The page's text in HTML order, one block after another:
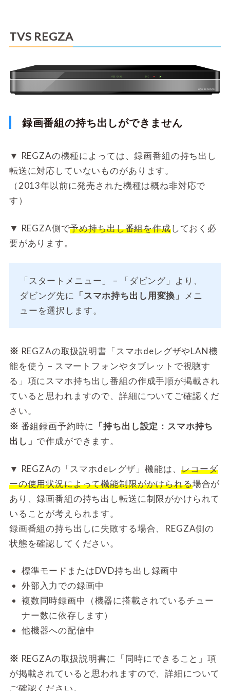
TVS REGZA
録画番組の持ち出しができません
▼ REGZAの機種によっては、録画番組の持ち出し
転送に対応していないものがあります。
（2013年以前に発売された機種は概ね非対応で
す）
▼ REGZA側で予め持ち出し番組を作成しておく必
要があります。
「スタートメニュー」 – 「ダビング」より、
ダビング先に
「スマホ持ち出し用変換」
メニ
ューを選択します。
※ REGZAの取扱説明書「スマホdeレグザやLAN機
能を使う – スマートフォンやタブレットで視聴す
る」項にスマホ持ち出し番組の作成手順が掲載され
ていると思われますので、詳細についてご確認くだ
さい。
※ 番組録画予約時に
「持ち出し設定：スマホ持ち
出し」 で作成ができます。
▼ REGZAの「スマホdeレグザ」機能は、レコーダ
ーの使用状況によって機能制限がかけられる場合が
あり、録画番組の持ち出し転送に制限がかけられて
いることが考えられます。
録画番組の持ち出しに失敗する場合、REGZA側の
状態を確認してください。
標準モードまたはDVD持ち出し録画中
外部入力での録画中
複数同時録画中（機器に搭載されているチュー
ナー数に依存します）
他機器への配信中
※ REGZAの取扱説明書に「同時にできること」項
が掲載されていると思われますので、詳細について
ご確認ください。